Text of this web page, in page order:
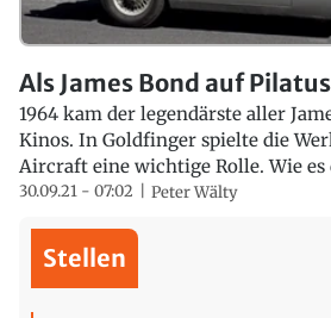
Als James Bond auf
1964 kam der legendärste aller
Kinos. In Goldfinger spielte die
Aircraft eine wichtige Rolle. Wie es
30.09.21 - 07:02 Peter Wälty
Stellen